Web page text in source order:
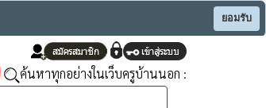
ยอมรับ
ค้นหาทุกอย่างในเว็บครูบ้านนอก :